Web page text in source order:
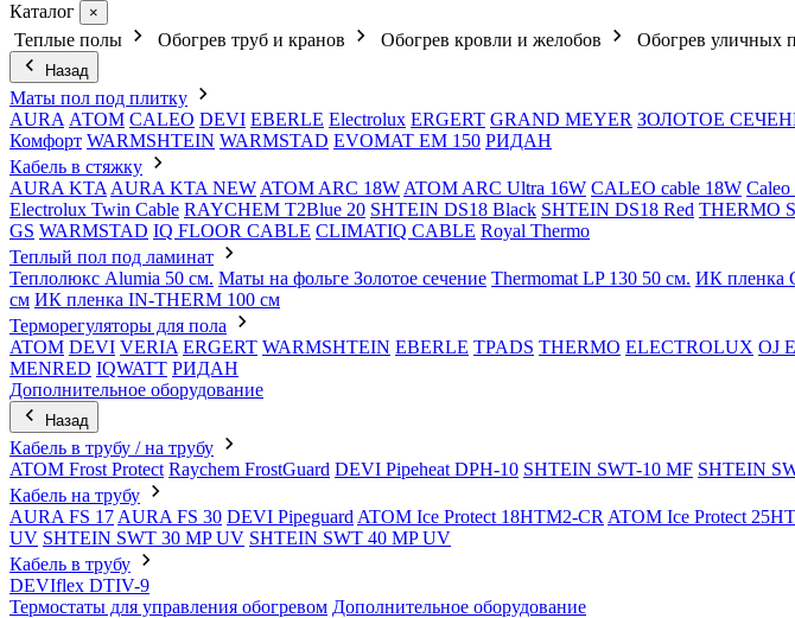
Каталог
×
Теплые полы Обогрев труб и кранов Обогрев кровли и желобов Обогрев уличных
Назад
Маты пол под плитку
AURA АТОМ CALEO DEVI EBERLE Electrolux ERGERT GRAND MEYER ЗОЛОТОЕ
Комфорт WARMSHTEIN WARMSTAD EVOMAT EM 150 РИДАН
Кабель в стяжку
AURA KTA AURA KTA NEW ATOM ARC 18W ATOM ARC Ultra 16W CALEO cable 18W Caleo
Electrolux Twin Cable RAYCHEM T2Blue 20 SHTEIN DS18 Black SHTEIN DS18 Red THERMO
GS WARMSTAD IQ FLOOR CABLE CLIMATIQ CABLE Royal Thermo
Теплый пол под ламинат
Теплолюкс Alumia 50 см. Маты на фольге Золотое сечение Thermomat LP 130 50 cм. ИК пленка
см ИК пленка IN-THERM 100 см
Терморегуляторы для пола
ATOM DEVI VERIA ERGERT WARMSHTEIN EBERLE TPADS THERMO ELECTROLUX OJ
MENRED IQWATT РИДАН
Дополнительное оборудование
Назад
Кабель в трубу / на трубу
ATOM Frost Protect Raychem FrostGuard DEVI Pipeheat DPH-10 SHTEIN SWT-10 MF SHTEIN
Кабель на трубу
AURA FS 17 AURA FS 30 DEVI Pipeguard ATOM Ice Protect 18HTM2-CR ATOM Ice Protect
UV SHTEIN SWT 30 MP UV SHTEIN SWT 40 MP UV
Кабель в трубу
DEVIflex DTIV-9
Термостаты для управления обогревом Дополнительное оборудование